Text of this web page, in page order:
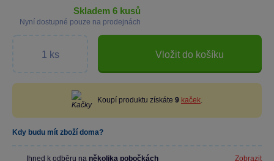
skladem 6 kusů
Nyní dostupné pouze na prodejnách
Vložit do košíku
Koupí produktu získáte 9 kaček.
Kdy budu mít zboží doma?
Ihned k odběru na několika pobočkách Zobrazit